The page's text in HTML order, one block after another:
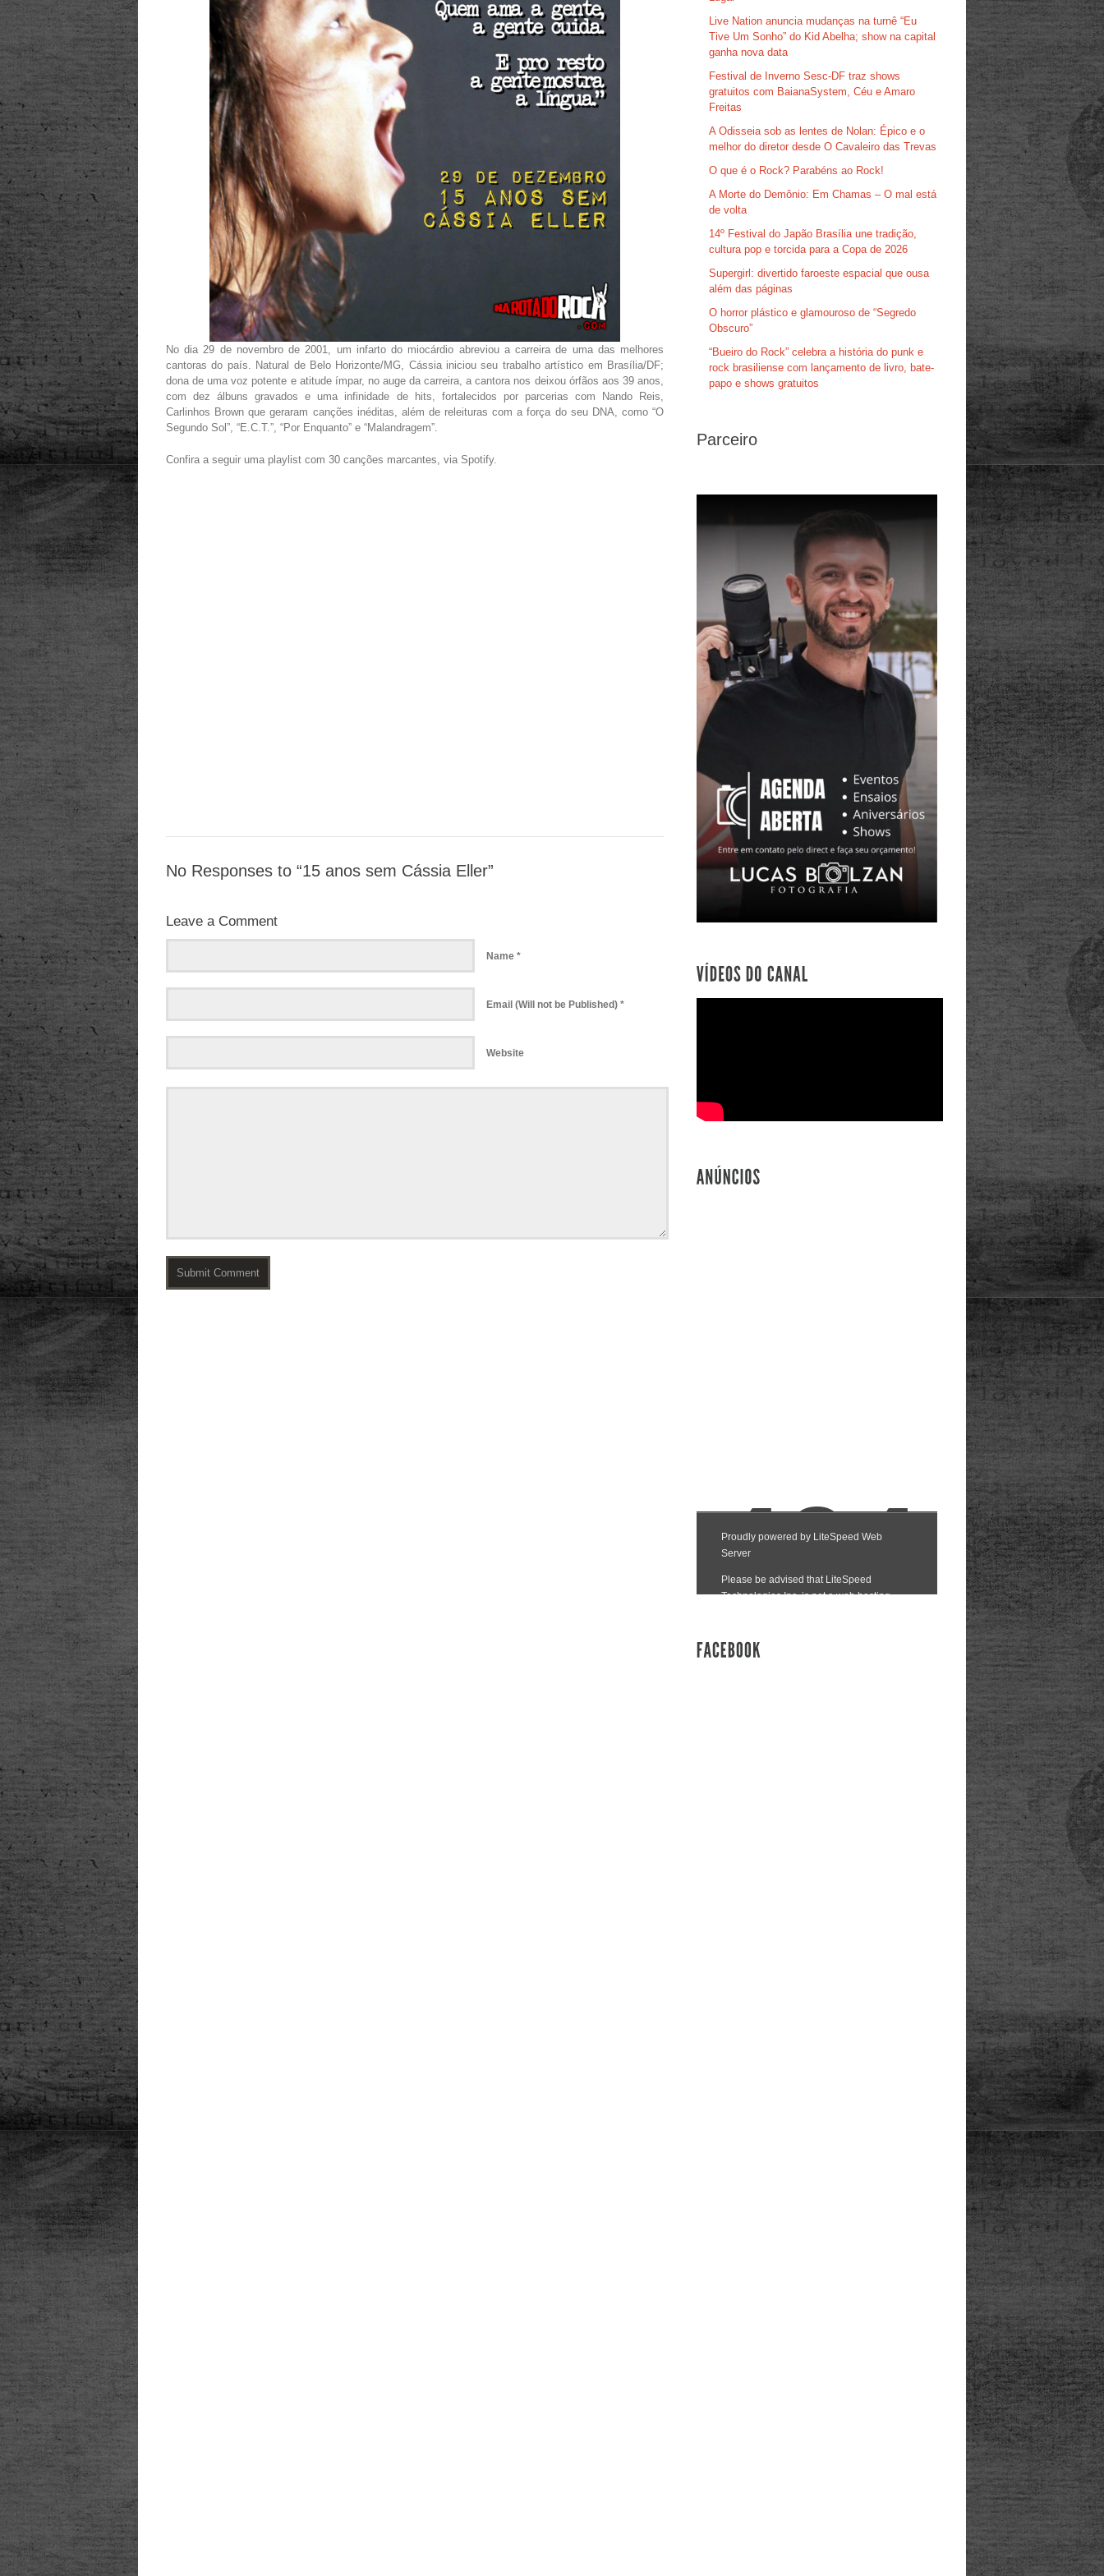
No dia 29 de novembro de 2001, um infarto do miocárdio abreviou a carreira de uma das melhores
cantoras do país. Natural de Belo Horizonte/MG, Cássia iniciou seu trabalho artístico em Brasília/DF;
dona de uma voz potente e atitude ímpar, no auge da carreira, a cantora nos deixou órfãos aos 39 anos,
com dez álbuns gravados e uma infinidade de hits, fortalecidos por parcerias com Nando Reis,
Carlinhos Brown que geraram canções inéditas, além de releituras com a força do seu DNA, como “O
Segundo Sol”, “E.C.T.”, “Por Enquanto” e “Malandragem”.
Confira a seguir uma playlist com 30 canções marcantes, via Spotify.
No Responses to “15 anos sem Cássia Eller”
Leave a Comment
Name *
Email (Will not be Published) *
Website
Live Nation anuncia mudanças na turnê “Eu
Tive Um Sonho” do Kid Abelha; show na capital
ganha nova data
Festival de Inverno Sesc-DF traz shows
gratuitos com BaianaSystem, Céu e Amaro
Freitas
A Odisseia sob as lentes de Nolan: Épico e o
melhor do diretor desde O Cavaleiro das Trevas
O que é o Rock? Parabéns ao Rock!
A Morte do Demônio: Em Chamas – O mal está
de volta
14º Festival do Japão Brasília une tradição,
cultura pop e torcida para a Copa de 2026
Supergirl: divertido faroeste espacial que ousa
além das páginas
O horror plástico e glamouroso de “Segredo
Obscuro”
“Bueiro do Rock” celebra a história do punk e
rock brasiliense com lançamento de livro, bate-
papo e shows gratuitos
Parceiro